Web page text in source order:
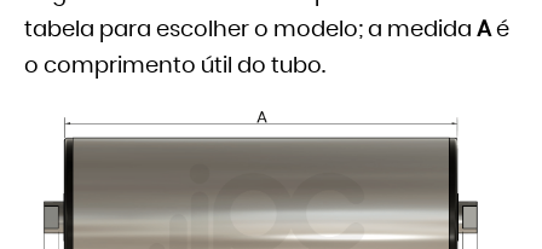
tabela para escolher o modelo; a medida Aé
o comprimento útil do tubo.